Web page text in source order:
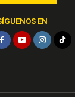
EN